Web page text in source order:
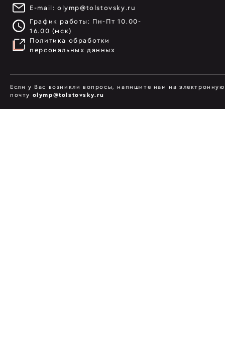
E-mail: olymp@tolstovsky.ru
График работы: Пн-Пт 10.00-
16.00 (мск)
Политика обработки
персональных данных
Если у Вас возникли вопросы, напишите нам на электронную
почту olymp@tolstovsky.ru